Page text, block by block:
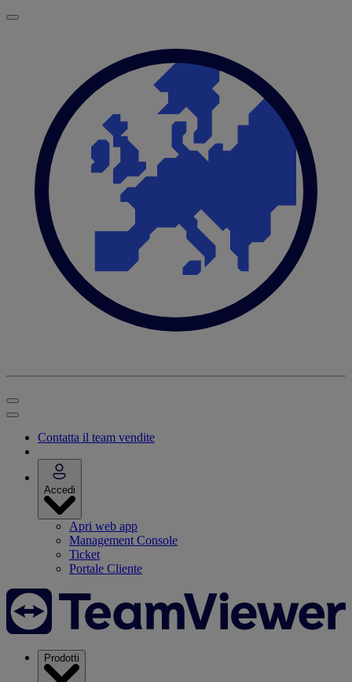
Contatta il team vendite
Accedi
Apri web app
Management Console
Ticket
Portale Cliente
Prodotti